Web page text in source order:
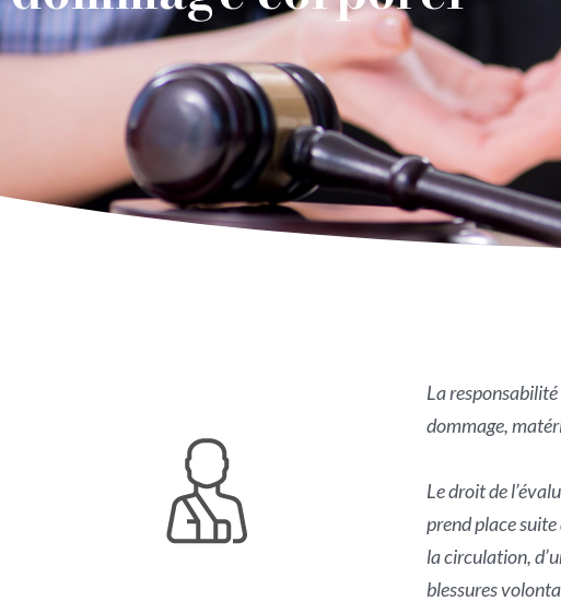
La
dommage,
Le droit de
prend place suite
la circulation,
blessures